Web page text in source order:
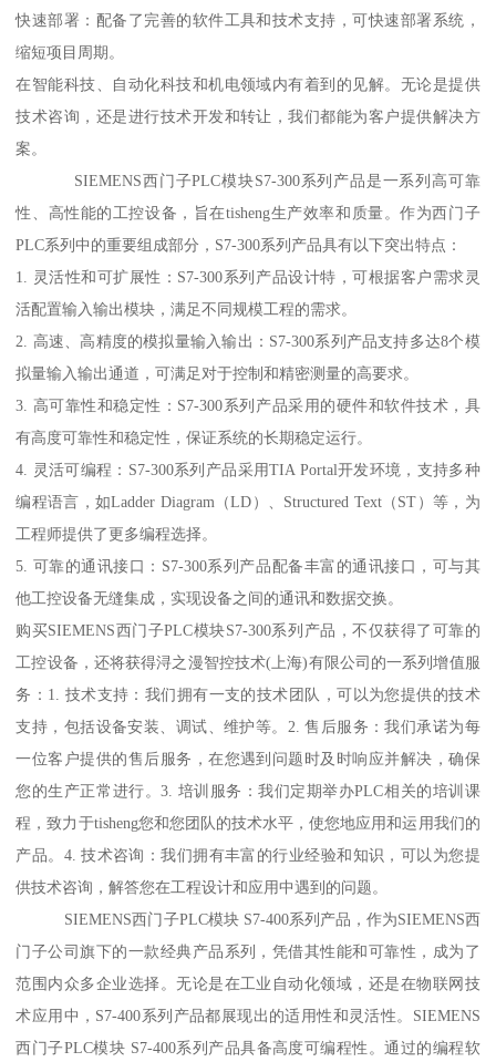
快速部署：配备了完善的软件工具和技术支持，可快速部署系统，
缩短项目周期。
在智能科技、自动化科技和机电领域内有着到的见解。无论是提供
技术咨询，还是进行技术开发和转让，我们都能为客户提供解决方
案。
SIEMENS西门子PLC模块S7-300系列产品是一系列高可靠
性、高性能的工控设备，旨在tisheng生产效率和质量。作为西门子
PLC系列中的重要组成部分，S7-300系列产品具有以下突出特点：
1. 灵活性和可扩展性：S7-300系列产品设计特，可根据客户需求灵
活配置输入输出模块，满足不同规模工程的需求。
2. 高速、高精度的模拟量输入输出：S7-300系列产品支持多达8个模
拟量输入输出通道，可满足对于控制和精密测量的高要求。
3. 高可靠性和稳定性：S7-300系列产品采用的硬件和软件技术，具
有高度可靠性和稳定性，保证系统的长期稳定运行。
4. 灵活可编程：S7-300系列产品采用TIA Portal开发环境，支持多种
编程语言，如Ladder Diagram（LD）、Structured Text（ST）等，为
工程师提供了更多编程选择。
5. 可靠的通讯接口：S7-300系列产品配备丰富的通讯接口，可与其
他工控设备无缝集成，实现设备之间的通讯和数据交换。
购买SIEMENS西门子PLC模块S7-300系列产品，不仅获得了可靠的
工控设备，还将获得浔之漫智控技术(上海)有限公司的一系列增值服
务：1. 技术支持：我们拥有一支的技术团队，可以为您提供的技术
支持，包括设备安装、调试、维护等。2. 售后服务：我们承诺为每
一位客户提供的售后服务，在您遇到问题时及时响应并解决，确保
您的生产正常进行。3. 培训服务：我们定期举办PLC相关的培训课
程，致力于tisheng您和您团队的技术水平，使您地应用和运用我们的
产品。4. 技术咨询：我们拥有丰富的行业经验和知识，可以为您提
供技术咨询，解答您在工程设计和应用中遇到的问题。
SIEMENS西门子PLC模块 S7-400系列产品，作为SIEMENS西
门子公司旗下的一款经典产品系列，凭借其性能和可靠性，成为了
范围内众多企业选择。无论是在工业自动化领域，还是在物联网技
术应用中，S7-400系列产品都展现出的适用性和灵活性。SIEMENS
西门子PLC模块 S7-400系列产品具备高度可编程性。通过的编程软